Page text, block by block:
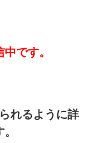
です。
れるように詳